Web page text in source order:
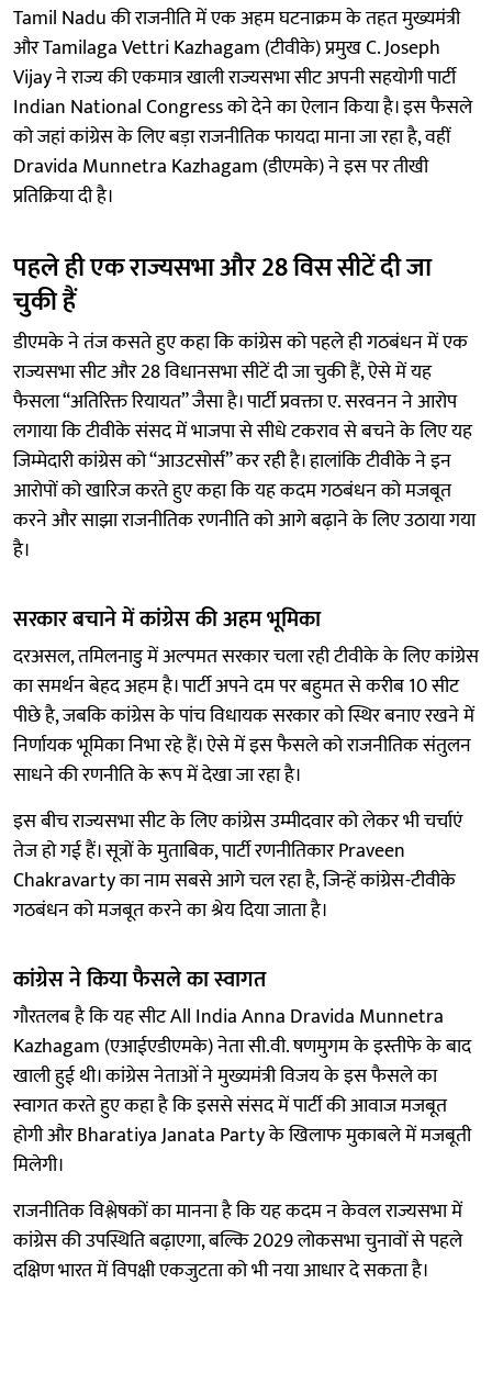
Tamil Nadu की राजनीति में एक अहम घटनाक्रम के तहत मुख्यमंत्री
और Tamilaga Vettri Kazhagam (टीवीके) प्रमुख C. Joseph
Vijay ने राज्य की एकमात्र खाली राज्यसभा सीट अपनी सहयोगी पार्टी
Indian National Congress को देने का ऐलान किया है। इस फैसले
को जहां कांग्रेस के लिए बड़ा राजनीतिक फायदा माना जा रहा है, वहीं
Dravida Munnetra Kazhagam (डीएमके) ने इस पर तीखी
प्रतिक्रिया दी है।
पहले ही एक राज्यसभा और 28 विस सीटें दी जा
चुकी हैं
डीएमके ने तंज कसते हुए कहा कि कांग्रेस को पहले ही गठबंधन में एक
राज्यसभा सीट और 28 विधानसभा सीटें दी जा चुकी हैं, ऐसे में यह
फैसला “अतिरिक्त रियायत” जैसा है। पार्टी प्रवक्ता ए. सरवनन ने आरोप
लगाया कि टीवीके संसद में भाजपा से सीधे टकराव से बचने के लिए यह
जिम्मेदारी कांग्रेस को “आउटसोर्स” कर रही है। हालांकि टीवीके ने इन
आरोपों को खारिज करते हुए कहा कि यह कदम गठबंधन को मजबूत
करने और साझा राजनीतिक रणनीति को आगे बढ़ाने के लिए उठाया गया
है।
सरकार बचाने में कांग्रेस की अहम भूमिका
दरअसल, तमिलनाडु में अल्पमत सरकार चला रही टीवीके के लिए कांग्रेस
का समर्थन बेहद अहम है। पार्टी अपने दम पर बहुमत से करीब 10 सीट
पीछे है, जबकि कांग्रेस के पांच विधायक सरकार को स्थिर बनाए रखने में
निर्णायक भूमिका निभा रहे हैं। ऐसे में इस फैसले को राजनीतिक संतुलन
साधने की रणनीति के रूप में देखा जा रहा है।
इस बीच राज्यसभा सीट के लिए कांग्रेस उम्मीदवार को लेकर भी चर्चाएं
तेज हो गई हैं। सूत्रों के मुताबिक, पार्टी रणनीतिकार Praveen
Chakravarty का नाम सबसे आगे चल रहा है, जिन्हें कांग्रेस-टीवीके
गठबंधन को मजबूत करने का श्रेय दिया जाता है।
कांग्रेस ने किया फैसले का स्वागत
गौरतलब है कि यह सीट All India Anna Dravida Munnetra
Kazhagam (एआईएडीएमके) नेता सी.वी. षणमुगम के इस्तीफे के बाद
खाली हुई थी। कांग्रेस नेताओं ने मुख्यमंत्री विजय के इस फैसले का
स्वागत करते हुए कहा है कि इससे संसद में पार्टी की आवाज मजबूत
होगी और Bharatiya Janata Party के खिलाफ मुकाबले में मजबूती
मिलेगी।
राजनीतिक विश्लेषकों का मानना है कि यह कदम न केवल राज्यसभा में
कांग्रेस की उपस्थिति बढ़ाएगा, बल्कि 2029 लोकसभा चुनावों से पहले
दक्षिण भारत में विपक्षी एकजुटता को भी नया आधार दे सकता है।